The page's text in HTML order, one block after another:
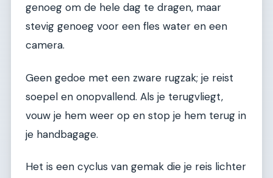
genoeg om de hele dag te dragen, maar
stevig genoeg voor een fles water en een
camera.
Geen gedoe met een zware rugzak; je reist
soepel en onopvallend. Als je terugvliegt,
vouw je hem weer op en stop je hem terug in
je handbagage.
Het is een cyclus van gemak die je reis lichter